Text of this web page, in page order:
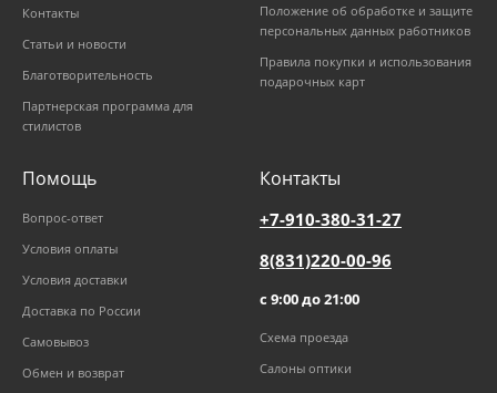
Контакты
Статьи и новости
Благотворительность
Партнерская программа для
стилистов
Положение об обработке и защите
персональных данных работников
Правила покупки и использования
подарочных карт
Помощь
Вопрос-ответ
Условия оплаты
Условия доставки
Доставка по России
Самовывоз
Обмен и возврат
Контакты
+7-910-380-31-27
8(831)220-00-96
с 9:00 до 21:00
Схема проезда
Салоны оптики